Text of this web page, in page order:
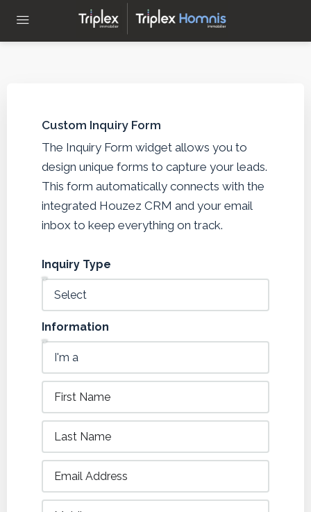
Custom Inquiry Form
The Inquiry Form widget allows you to
design unique forms to capture your leads.
This form automatically connects with the
integrated Houzez CRM and your email
inbox to keep everything on track.
Inquiry Type
Information